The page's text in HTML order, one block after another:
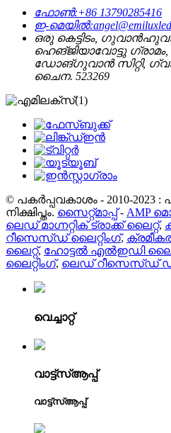
ഫോൺ:+86 13790285416
ഇ-മെയിൽ:
ഒരു കെട്ടിടം,
ഹെങ്ജിയാവോട്ടു
ഡോങ്ഗുവാൻ സിറ്റി,
ചൈന. 523269
© പകർപ്പവകാശം - 2010-
നിക്ഷിപ്തം. സൈറ്റ്മാപ്പ്- AMP
ലെഡ് മാഗ്നറ്റിക് ട്രാക്ക് ലൈറ്റ്,
റീസെസ്ഡ് ലൈറ്റിംഗ്,
ലൈറ്റ്, ഹോട്ടൽ എൽഇഡി
ലൈറ്റിംഗ്, ലെഡ് റീസെസ്ഡ്
വെച്ചാറ്റ്
വാട്ട്‌സ്ആപ്പ്
വാട്ട്‌സ്ആപ്പ്